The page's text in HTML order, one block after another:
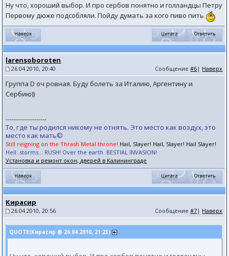
Ну что, хороший выбор. И про сербов понятно и голландцы Петру
Первому дюже подсобляли. Пойду думать за кого пиво пить
larensoboroten
26.04.2010, 20:40 Сообщение#6 | Наверх
Группа D оч ровная. Буду болеть за Италию, Аргентину и
Сербию))
--------------------
То, где ты родился никому не отнять. Это место как воздух, это
место как мать©
Still reigning on the Thrash Metal throne! Hail, Slayer! Hail, Slayer! Hail Slayer!
Hell..storms... RUSH! Over the earth. BESTIAL INVASION!
Установка и ремонт окон, дверей в Калининграде
Кирасир
26.04.2010, 20:56 Сообщение#7 | Наверх
QUOTE(Кирасир @ 26.04.2010, 21:23)